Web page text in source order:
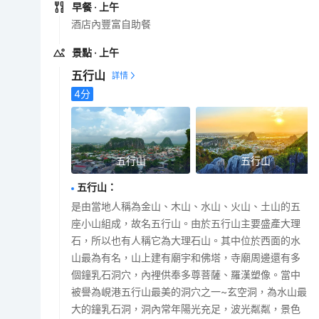
早餐 · 上午
酒店內豐富自助餐
景點 · 上午
五行山
4分
五行山 五行山
五行山 ：
是由當地人稱為金山、木山、水山、火山、土山的五
座小山組成，故名五行山。由於五行山主要盛產大理
石，所以也有人稱它為大理石山。其中位於西面的水
山最為有名，山上建有廟宇和佛塔，寺廟周邊還有多
個鐘乳石洞穴，內裡供奉多尊菩薩、羅漢塑像。當中
被譽為峴港五行山最美的洞穴之一~玄空洞，為水山最
大的鐘乳石洞，洞內常年陽光充足，波光粼粼，景色